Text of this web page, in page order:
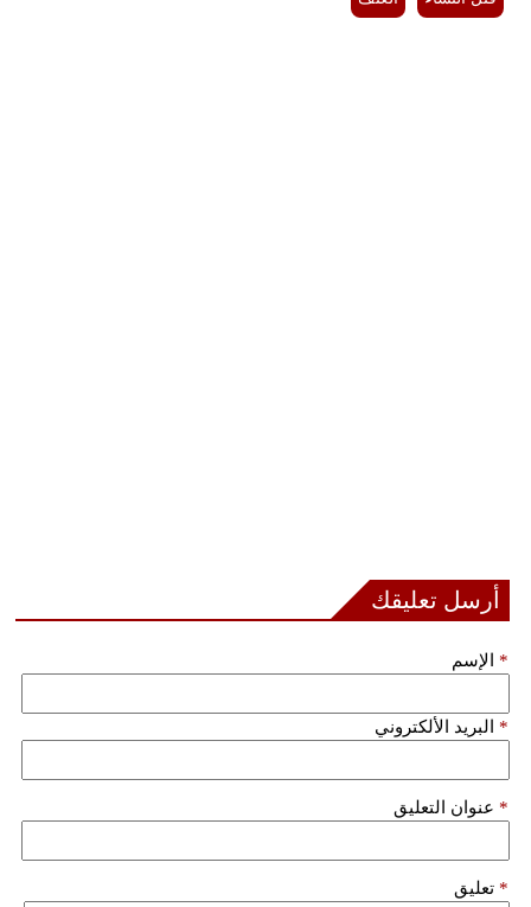
أرسل تعليقك
الإسم *
البريد الألكتروني *
عنوان التعليق *
تعليق *